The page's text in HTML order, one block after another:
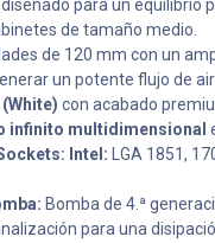
diseñado para un
de tamaño medio.
de 120 mm con un
un potente flujo de
(White) con acabado
infinito multidimensional
Intel: LGA 1851,
Bomba de 4.ª
para una